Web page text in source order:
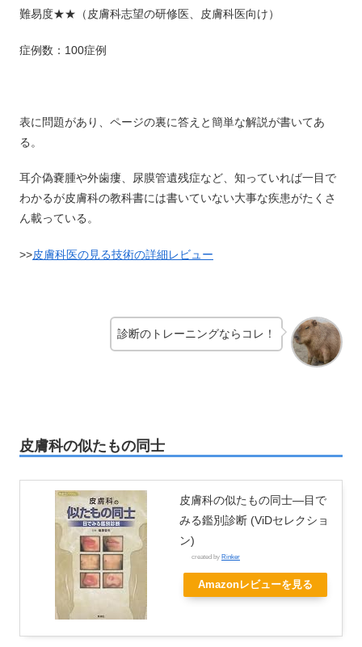
難易度★★（皮膚科志望の研修医、皮膚科医向け）
症例数：100症例
表に問題があり、ページの裏に答えと簡単な解説が書いてあ
る。
耳介偽嚢腫や外歯瘻、尿膜管遺残症など、知っていれば一目で
わかるが皮膚科の教科書には書いていない大事な疾患がたくさ
ん載っている。
>>皮膚科医の見る技術の詳細レビュー
診断のトレーニングならコレ！
皮膚科の似たもの同士
皮膚科の似たもの同士―目で
みる鑑別診断 (ViDセレクショ
ン)
created by Rinker
Amazonレビューを見る